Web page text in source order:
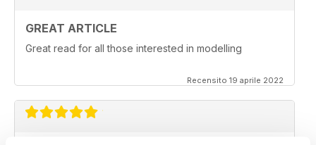
GREAT ARTICLE
Great read for all those interested in modelling
Recensito 19 aprile 2022